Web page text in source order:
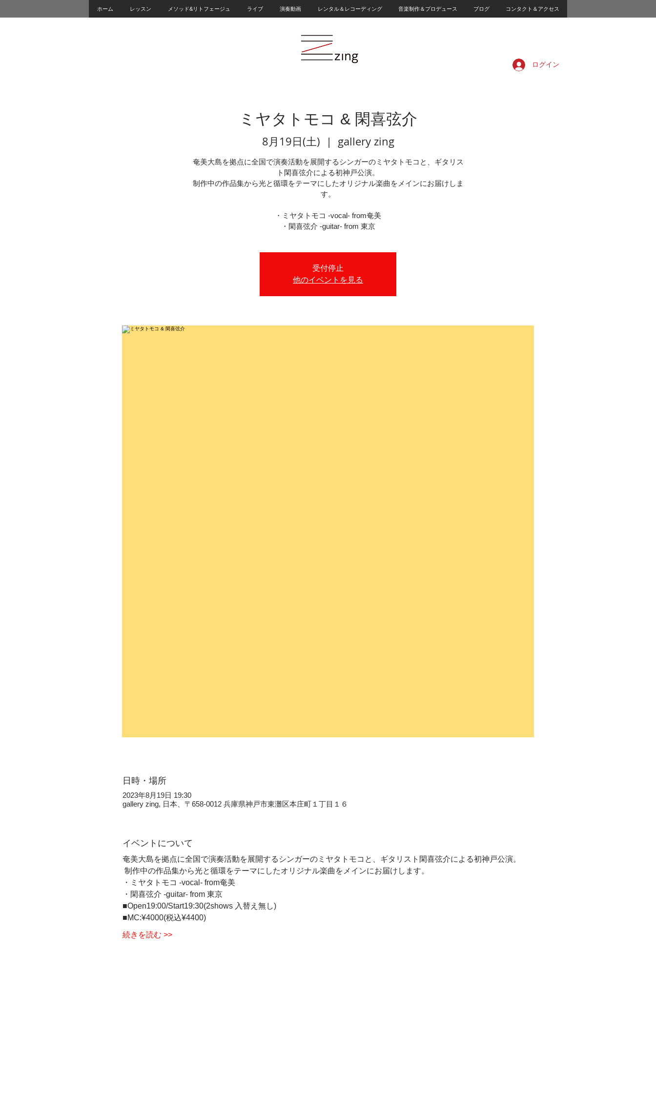
ホーム レッスン メソッド&リトフェージュ ライブ 演奏動画 レンタル＆レコーディング 音楽制作＆プロデュース ブログ コンタクト＆アクセス
ログイン
ミヤタトモコ & 閑喜弦介
8月19日(土)
  |
gallery zing
奄美大島を拠点に全国で演奏活動を展開するシンガーのミヤタトモコと、ギタリス
ト閑喜弦介による初神戸公演。
制作中の作品集から光と循環をテーマにしたオリジナル楽曲をメインにお届けしま
す。
・ミヤタトモコ -vocal- from奄美
・閑喜弦介 -guitar- from 東京
受付停止
他のイベントを見る
日時・場所
2023年8月19日 19:30
gallery zing, 日本、〒658-0012 兵庫県神戸市東灘区本庄町１丁目１６
イベントについて
奄美大島を拠点に全国で演奏活動を展開するシンガーのミヤタトモコと、ギタリスト閑喜弦介による初神戸公演。
制作中の作品集から光と循環をテーマにしたオリジナル楽曲をメインにお届けします。
・ミヤタトモコ -vocal- from奄美
・閑喜弦介 -guitar- from 東京
■Open19:00/Start19:30(2shows 入替え無し)
■MC:¥4000(税込¥4400)
続きを読む >>